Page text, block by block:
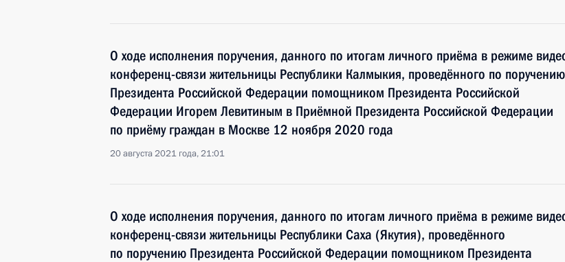
О ходе исполнения поручения, данного по итогам личного приёма в режиме
конференц-связи жительницы Республики Калмыкия, проведённого по поручению
Президента Российской Федерации помощником Президента Российской
Федерации Игорем Левитиным в Приёмной Президента Российской Федерации
по приёму граждан в Москве 12 ноября 2020 года
20 августа 2021 года, 21:01
О ходе исполнения поручения, данного по итогам личного приёма в режиме
конференц-связи жительницы Республики Саха (Якутия), проведённого
по поручению Президента Российской Федерации помощником Президента